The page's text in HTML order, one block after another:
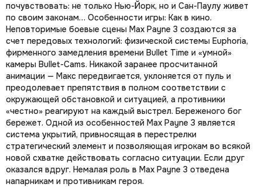
почувствовать: не только Нью-Йорк, но и Сан-Паулу живет
по своим законам… Особенности игры: Как в кино.
Неповторимые боевые сцены Max Payne 3 создаются за
счет передовых технологий: физической системы Euphoria,
фирменного замедления времени Bullet Time и «умной»
камеры Bullet-Cams. Никакой заранее просчитанной
анимации — Макс передвигается, уклоняется от пуль и
преодолевает препятствия в полном соответствии с
окружающей обстановкой и ситуацией, а противники
«честно» реагируют на каждый выстрел. Береженого бог
бережет. Одной из особенностей Max Payne 3 является
система укрытий, привносящая в перестрелки
стратегический элемент и позволяющая игрокам во всякой
новой схватке действовать согласно ситуации. Если друг
оказался вдруг. Немалая роль в Max Payne 3 отведена
напарникам и противникам героя.